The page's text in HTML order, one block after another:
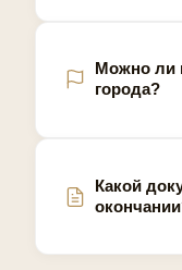
Можно ли
города?
Какой